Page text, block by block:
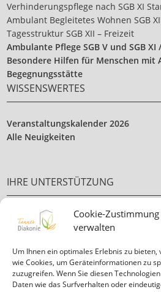
Cookie-Zustimmung
verwalten
Um Ihnen ein optimales Erlebnis zu
wie Cookies, um Geräteinformationen zu
zuzugreifen. Wenn Sie diesen
Daten wie das Surfverhalten oder
Verhinderungspflege nach SGB XI
Ambulant Begleitetes Wohnen SGB
Tagesstruktur SGB XII – Freizeit
Ambulante Pflege SGB V und SGB
Besondere Hilfen für Menschen mit
Begegnungsstätte
WISSENSWERTES
Veranstaltungskalender 2026
Alle Neuigkeiten
IHRE UNTERSTÜTZUNG
Ehrenamt
Ihre Spende